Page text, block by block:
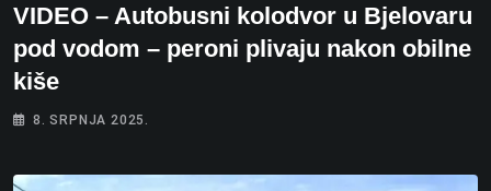
VIDEO – Autobusni kolodvor u Bjelovaru
pod vodom – peroni plivaju nakon obilne
kiše
8. SRPNJA 2025.